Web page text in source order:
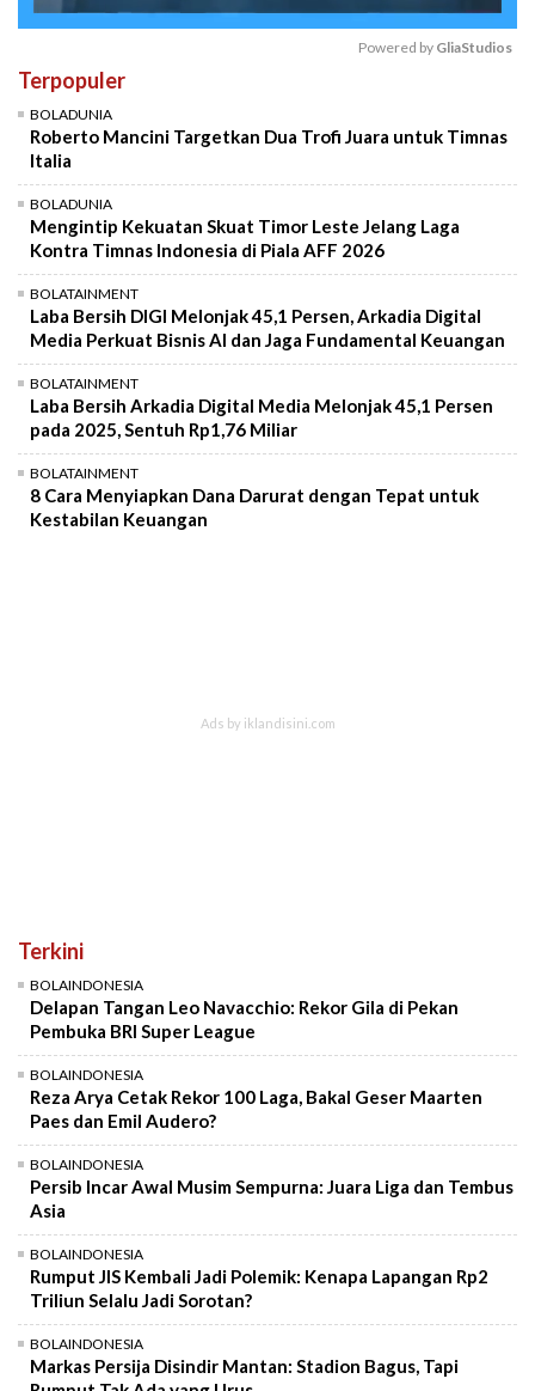
Powered by GliaStudios
Terpopuler
BOLADUNIA
Roberto Mancini Targetkan Dua Trofi Juara untuk Timnas
Italia
BOLADUNIA
Mengintip Kekuatan Skuat Timor Leste Jelang Laga
Kontra Timnas Indonesia di Piala AFF 2026
BOLATAINMENT
Laba Bersih DIGI Melonjak 45,1 Persen, Arkadia Digital
Media Perkuat Bisnis AI dan Jaga Fundamental Keuangan
BOLATAINMENT
Laba Bersih Arkadia Digital Media Melonjak 45,1 Persen
pada 2025, Sentuh Rp1,76 Miliar
BOLATAINMENT
8 Cara Menyiapkan Dana Darurat dengan Tepat untuk
Kestabilan Keuangan
Terkini
BOLAINDONESIA
Delapan Tangan Leo Navacchio: Rekor Gila di Pekan
Pembuka BRI Super League
BOLAINDONESIA
Reza Arya Cetak Rekor 100 Laga, Bakal Geser Maarten
Paes dan Emil Audero?
BOLAINDONESIA
Persib Incar Awal Musim Sempurna: Juara Liga dan Tembus
Asia
BOLAINDONESIA
Rumput JIS Kembali Jadi Polemik: Kenapa Lapangan Rp2
Triliun Selalu Jadi Sorotan?
BOLAINDONESIA
Markas Persija Disindir Mantan: Stadion Bagus, Tapi